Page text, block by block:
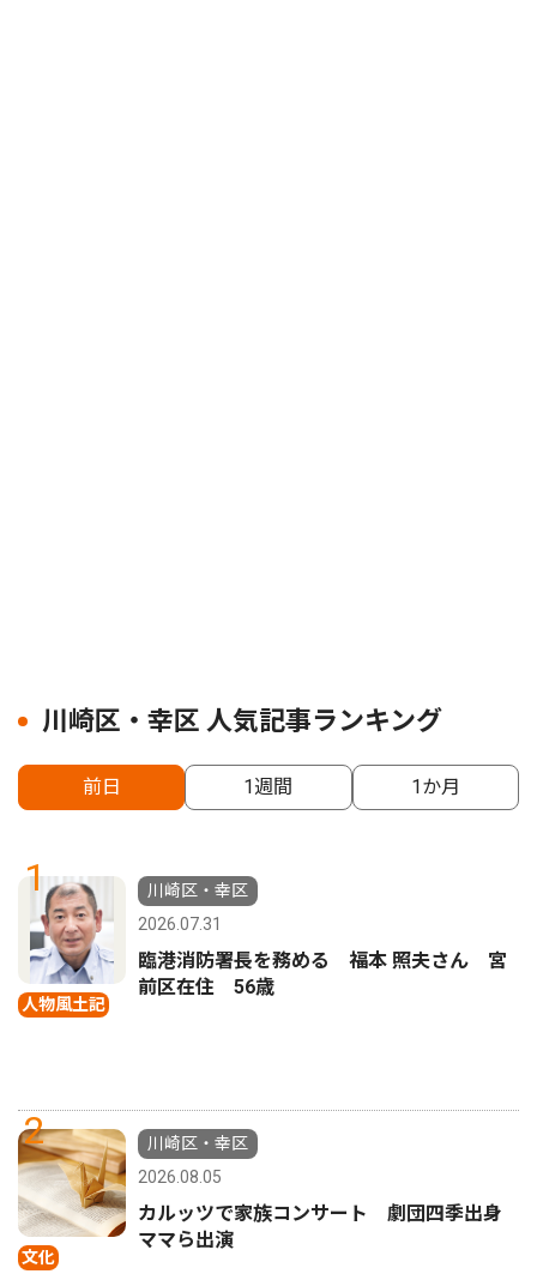
川崎区・幸区 人気記事ランキング
前日 1週間 1か月
1
人物風土記
川崎区・幸区
2026.07.31
臨港消防署長を務める 福本 照夫さん 宮
前区在住 56歳
2
文化
川崎区・幸区
2026.08.05
カルッツで家族コンサート 劇団四季出身
ママら出演